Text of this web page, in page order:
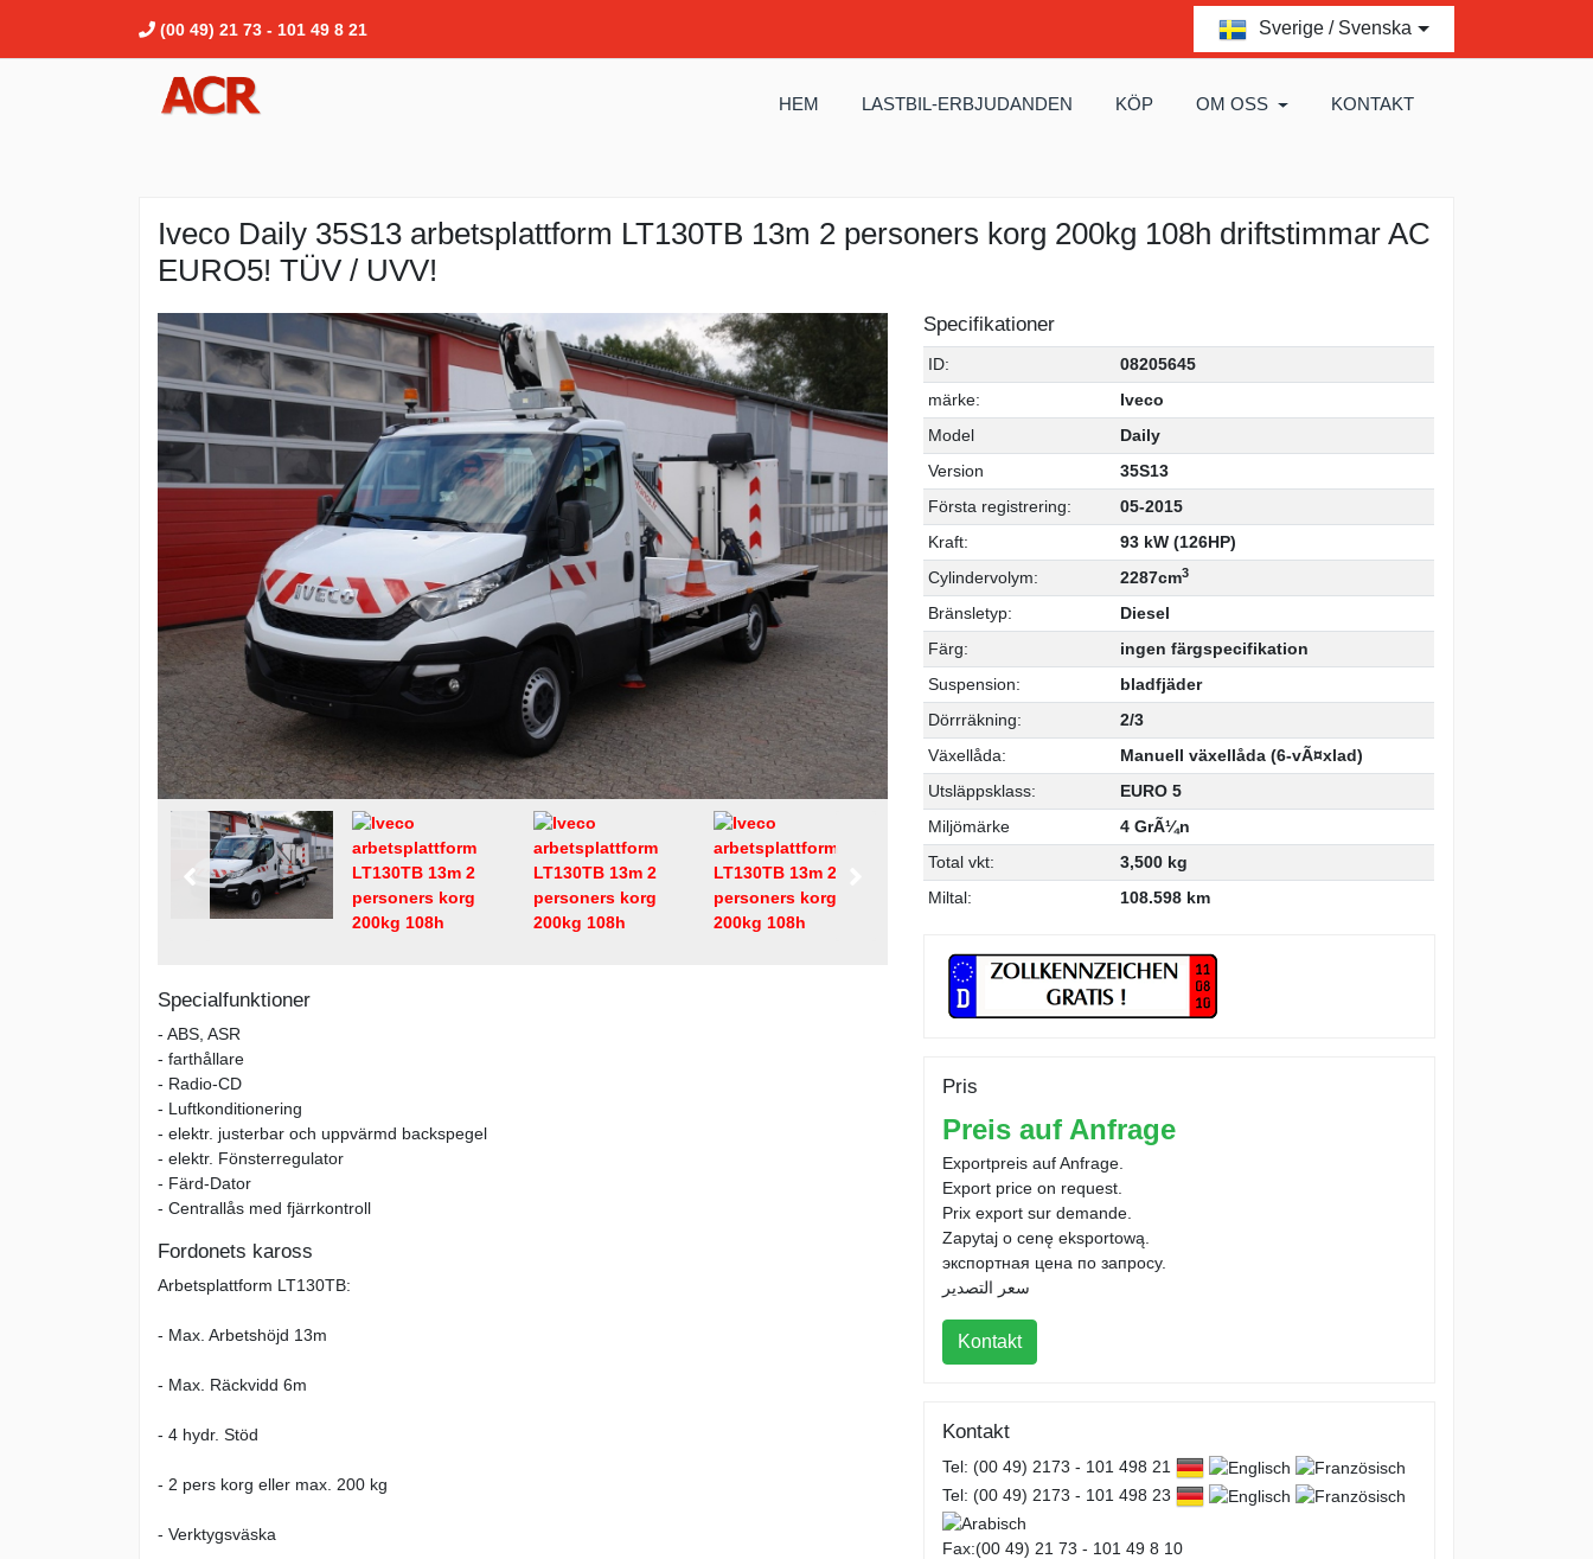
(00 49) 21 73 - 101 49 8 21 Sverige / Svenska
HEM LASTBIL-ERBJUDANDEN KÖP OM OSS KONTAKT
Iveco Daily 35S13 arbetsplattform LT130TB 13m 2 personers korg 200kg 108h driftstimmar AC
EURO5! TÜV / UVV!
Specialfunktioner
- ABS, ASR
- farthållare
- Radio-CD
- Luftkonditionering
- elektr. justerbar och uppvärmd backspegel
- elektr. Fönsterregulator
- Färd-Dator
- Centrallås med fjärrkontroll
Fordonets kaross
Arbetsplattform LT130TB:
- Max. Arbetshöjd 13m
- Max. Räckvidd 6m
- 4 hydr. Stöd
- 2 pers korg eller max. 200 kg
- Verktygsväska
Specifikationer
ID:
08205645
märke:
Iveco
Model
Daily
Version
35S13
Första registrering:
05-2015
Kraft:
93 kW (126HP)
Cylindervolym:
2287cm3
Bränsletyp:
Diesel
Färg:
ingen färgspecifikation
Suspension:
bladfjäder
Dörrräkning:
2/3
Växellåda:
Manuell växellåda (6-vÃ¤xlad)
Utsläppsklass:
EURO 5
Miljömärke
4 GrÃ¼n
Total vkt:
3,500 kg
Miltal:
108.598 km
Pris
Preis auf Anfrage
Exportpreis auf Anfrage.
Export price on request.
Prix export sur demande.
Zapytaj o cenę eksportową.
экспортная цена по запросу.
سعر التصدير
Kontakt
Kontakt
Tel: (00 49) 2173 - 101 498 21
Tel: (00 49) 2173 - 101 498 23
Fax:(00 49) 21 73 - 101 49 8 10